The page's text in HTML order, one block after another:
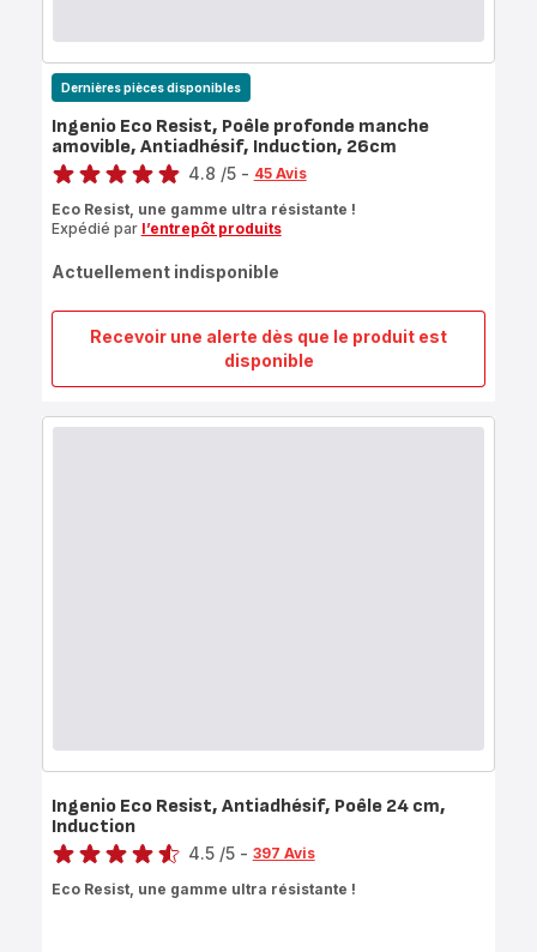
Recevoir une alerte dès que le produit est
disponible
Ingenio
Eco
Poêle
Dernières pièces disponibles
Ingenio Eco Resist, Poêle profonde manche
amovible, Antiadhésif, Induction, 26cm
Note
4.8 /5 - 45 Avis
Eco Resist, une gamme ultra résistante !
Expédié par l’entrepôt produits
Actuellement indisponible
Ingenio Eco Resist, Antiadhésif, Poêle 24 cm,
Induction
Note
4.5 /5 - 397 Avis
Eco Resist, une gamme ultra résistante !